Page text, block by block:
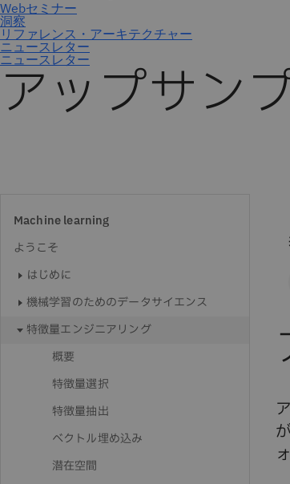
ニュースレター
アップサン
Machine learning
ようこそ
はじめに
機械学習のためのデータサイエンス
特徴量エンジニアリング
概要
特徴量選択
特徴量抽出
ベクトル埋め込み
潜在空間